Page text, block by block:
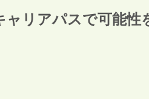
リアパスで可能性